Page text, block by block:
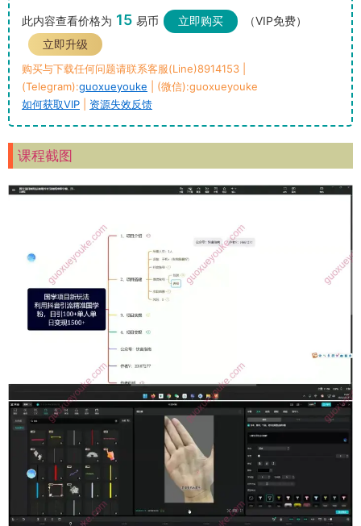
此内容查看价格为 15 易币 立即购买
（VIP免费）
立即升级
购买与下载任何问题请联系客服(Line)8914153 |
(Telegram):guoxueyouke | (微信):guoxueyouke
如何获取VIP
资源失效反馈
课程截图